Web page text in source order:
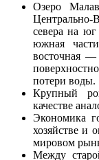
Озеро
Центрально-
севера на
южная
восточная —
потери воды.
Крупный
качестве
Экономика
хозяйстве и
мировом
Между